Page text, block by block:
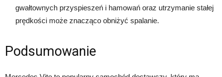
gwałtownych przyspieszeń i hamowań oraz utrzymanie stałej
prędkości może znacząco obniżyć spalanie.
Podsumowanie